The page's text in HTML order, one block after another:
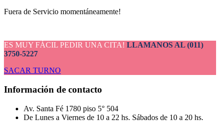
Fuera de Servicio momentáneamente!
ES MUY FÁCIL PEDIR UNA CITA! LLAMANOS AL (011)
3750-5227
SACAR TURNO
Información de contacto
Av. Santa Fé 1780 piso 5° 504
De Lunes a Viernes de 10 a 22 hs. Sábados de 10 a 20 hs.